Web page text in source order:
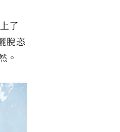
了
脫恣
。